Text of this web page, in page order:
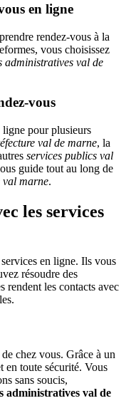
en ligne
rendez-vous à la
vous choisissez
administratives val de
vous
ligne pour plusieurs
val de marne, la
services publics val
guide tout au long de
val marne.
les services
en ligne. Ils vous
résoudre des
rendent les contacts avec
chez vous. Grâce à un
en toute sécurité. Vous
sans soucis,
administratives val de